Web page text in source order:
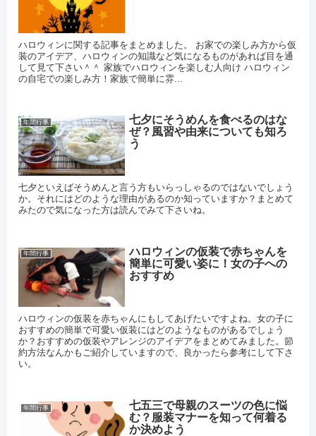
ハロウィンに関する記事をまとめました。 お家での楽しみ方から仮
装のアイデア、ハロウィンの知識など気になるものがあれば目を通
して見て下さい＾＾ 家族でハロウィンを楽しむ人向け ハロウィン
の自宅での楽しみ方！家族で簡単に雰...
年間行事
七夕にそうめんを食べるのはな
ぜ？風習や由来についても知ろ
う
七夕といえばそうめんと言う方もいらっしゃるのではないでしょう
か。それにはどのような理由があるのか知っていますか？まとめて
みたので気になった方は読んでみて下さいね。
年間行事
ハロウィンの仮装で赤ちゃんを
簡単に可愛い姿に！女の子への
おすすめ
ハロウィンの仮装を赤ちゃんにもしてあげたいですよね。女の子に
おすすめの簡単で可愛い仮装にはどのようなものがあるでしょう
か？おすすめの仮装やアレンジのアイデアをまとめてみました。節
約方法なんかもご紹介していますので、良かったら参考にして下さ
い。
年間行事
七五三で母親のスーツの色に悩
む？服装マナーを知って何着る
か決めよう